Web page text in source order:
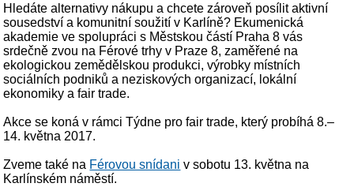
Hledáte alternativy nákupu a chcete zároveň posílit aktivní
sousedství a komunitní soužití v Karlíně? Ekumenická
akademie ve spolupráci s Městskou částí Praha 8 vás
srdečně zvou na Férové trhy v Praze 8, zaměřené na
ekologickou zemědělskou produkci, výrobky místních
sociálních podniků a neziskových organizací, lokální
ekonomiky a fair trade.
Akce se koná v rámci Týdne pro fair trade, který probíhá 8.–
14. května 2017.
Zveme také na Férovou snídani v sobotu 13. května na
Karlínském náměstí.